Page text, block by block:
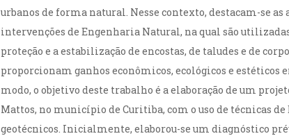
urbanos de forma natural. Nesse contexto, destacam-se
intervenções de Engenharia Natural, na qual são
proteção e a estabilização de encostas, de taludes e de
proporcionam ganhos econômicos, ecológicos e
modo, o objetivo deste trabalho é a elaboração de um
Mattos, no município de Curitiba, com o uso de técnicas
geotécnicos. Inicialmente, elaborou-se um diagnóstico